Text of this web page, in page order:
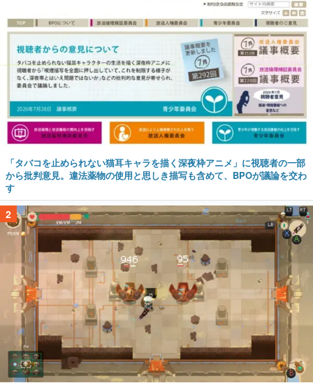
「タバコを止められない猫耳キャラを描く深夜枠アニメ」に視聴者の一部
から批判意見。違法薬物の使用と思しき描写も含めて、BPOが議論を交わ
す
2